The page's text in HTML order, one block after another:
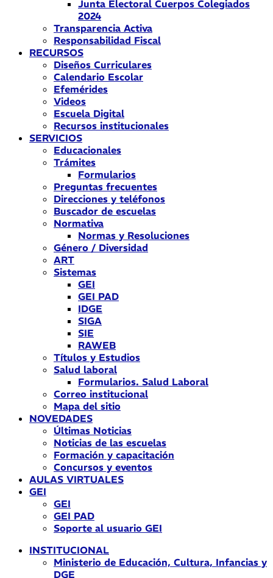
Junta Electoral Cuerpos Colegiados
2024
Transparencia Activa
Responsabilidad Fiscal
RECURSOS
Diseños Curriculares
Calendario Escolar
Efemérides
Videos
Escuela Digital
Recursos institucionales
SERVICIOS
Educacionales
Trámites
Formularios
Preguntas frecuentes
Direcciones y teléfonos
Buscador de escuelas
Normativa
Normas y Resoluciones
Género / Diversidad
ART
Sistemas
GEI
GEI PAD
IDGE
SIGA
SIE
RAWEB
Títulos y Estudios
Salud laboral
Formularios. Salud Laboral
Correo institucional
Mapa del sitio
NOVEDADES
Últimas Noticias
Noticias de las escuelas
Formación y capacitación
Concursos y eventos
AULAS VIRTUALES
GEI
GEI
GEI PAD
Soporte al usuario GEI
INSTITUCIONAL
Ministerio de Educación, Cultura, Infancias y
DGE